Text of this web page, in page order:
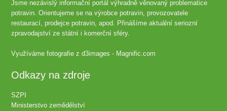
Jsme nezávislý informační portál výhradně věnovaný problematice
potravin. Orientujeme se na výrobce potravin, provozovatele
restaurací, prodejce potravin, apod. Přinášíme aktuální seriozní
zpravodajství ze státní i komerční sféry.
Využíváme fotografie zd3images - Magnific.com
Odkazy na zdroje
SZPI
Ministerstvo zemědělství